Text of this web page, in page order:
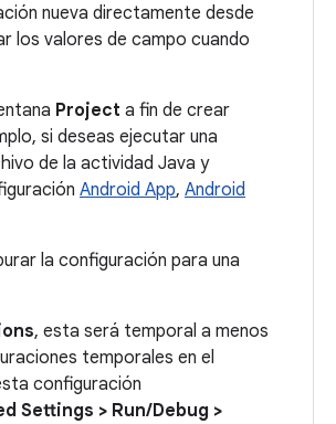
nueva directamente desde
los valores de campo cuando
Project a fin de crear
si deseas ejecutar una
de la actividad Java y
Android App, Android
la configuración para una
, esta será temporal a menos
temporales en el
configuración
Settings > Run/Debug >